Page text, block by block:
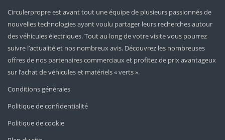
Circulerpropre est avant tout une équipe de plusieurs passionnés de
nouvelles technologies ayant voulu partager leurs recherches autour
des véhicules électriques. Tout au long de votre visite vous pourrez
suivre l’actualité et nos nombreux avis. Découvrez les nombreuses
offres de nos partenaires commerciaux et profitez de prix avantageux
sur l’achat de véhicules et matériels « verts ».
Conditions générales
Politique de confidentialité
Politique de cookie